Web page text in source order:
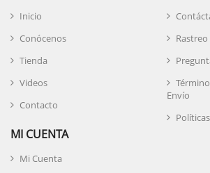
Inicio
Conócenos
Tienda
Videos
Contacto
Envío
MI CUENTA
Mi Cuenta